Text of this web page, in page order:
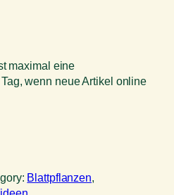
maximal eine
wenn neue Artikel online
Blattpflanzen